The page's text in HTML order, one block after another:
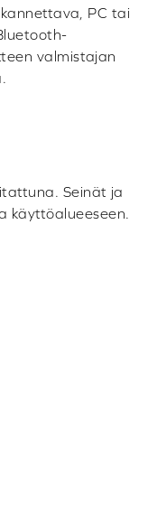
PC tai
valmistajan
Seinät ja
käyttöalueeseen.